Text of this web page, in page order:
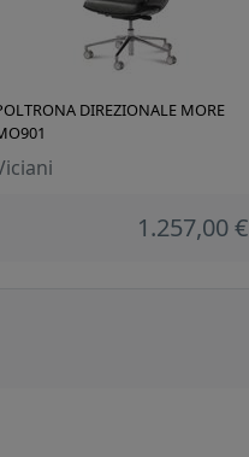
DIREZIONALE MORE
1.257,00 €